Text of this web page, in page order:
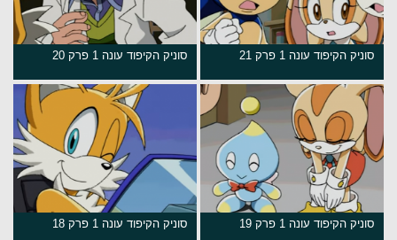
סוניק הקיפוד עונה 1 פרק 21 סוניק הקיפוד עונה 1 פרק 20
סוניק הקיפוד עונה 1 פרק 19 סוניק הקיפוד עונה 1 פרק 18